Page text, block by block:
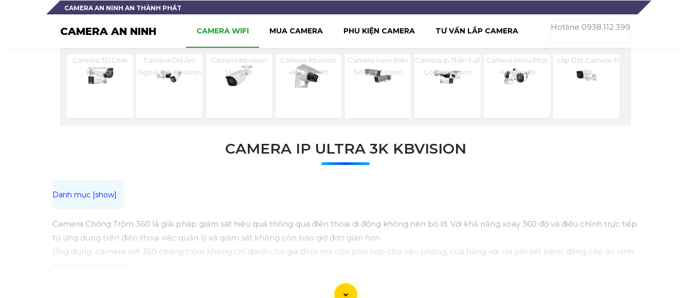
CAMERA AN NINH AN THÀNH PHÁT
CAMERA AN NINH Hotline 0938.112.399
CAMERA WIFI MUA CAMERA PHU KIỆN CAMERA TƯ VẤN LẮP CAMERA
Camera 3D DNR
Kbvision
Camera Ghi Âm
Ngoài Trời Kbvision
Camera Kbvision
Starlight
Camera Kbvision
4K Siêu Nét
Camera Xem Biển
Số Xe Kbvision
Camera Ip Thân Full
Color Kbvision
Camera Imou Phát
Hiện Người
Lắp Đặt Camera IP
CAMERA IP ULTRA 3K KBVISION
Camera Chống Trộm 360 là giải pháp giám sát hiệu quả thông qua điện thoại di động không nên bỏ lỡ. Với khả năng xoay 360 độ và điều chỉnh trực tiếp
từ ứng dụng trên điện thoại việc quản lý và giám sát không còn bao giờ đơn giản hơn.
Ứng dụng camera wifi 360 chống trộm không chỉ dành cho gia đình mà còn phù hợp cho văn phòng, cửa hàng với chi phí tiết kiệm, đẳng cấp an ninh